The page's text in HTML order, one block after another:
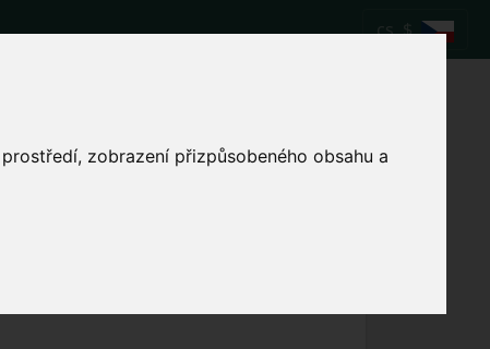
zobrazení přizpůsobeného obsahu a
cs $
Lille vs.